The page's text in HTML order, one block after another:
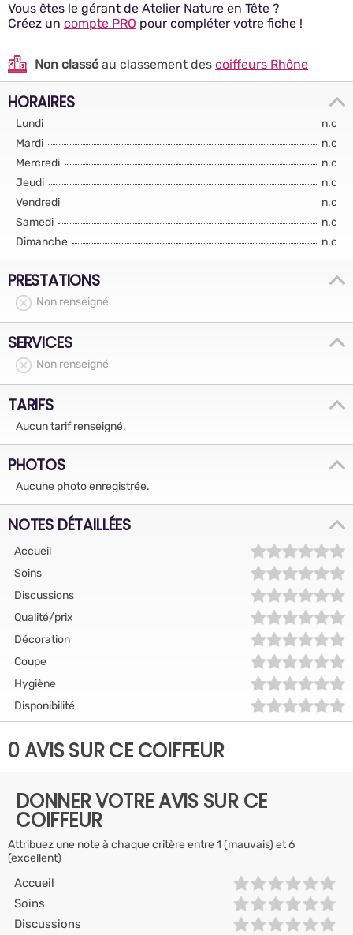
Vous êtes le gérant de Atelier Nature en Tête ?
Créez un compte PRO pour compléter votre fiche !
Non classé au classement des coiffeurs Rhône
HORAIRES
Lundi
n.c
Mardi
n.c
Mercredi
n.c
Jeudi
n.c
Vendredi
n.c
Samedi
n.c
Dimanche
n.c
PRESTATIONS
Non renseigné
SERVICES
Non renseigné
TARIFS
Aucun tarif renseigné.
PHOTOS
Aucune photo enregistrée.
NOTES DÉTAILLÉES
Accueil
Soins
Discussions
Qualité/prix
Décoration
Coupe
Hygiène
Disponibilité
0 AVIS SUR CE COIFFEUR
DONNER VOTRE AVIS SUR CE
COIFFEUR
Attribuez une note à chaque critère entre 1 (mauvais) et 6
(excellent)
Accueil
Soins
Discussions